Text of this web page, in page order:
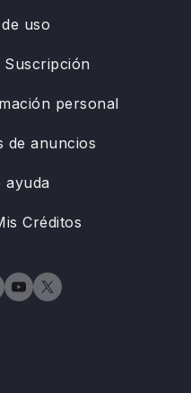
uso
Suscripción
personal
de anuncios
ayuda
Créditos